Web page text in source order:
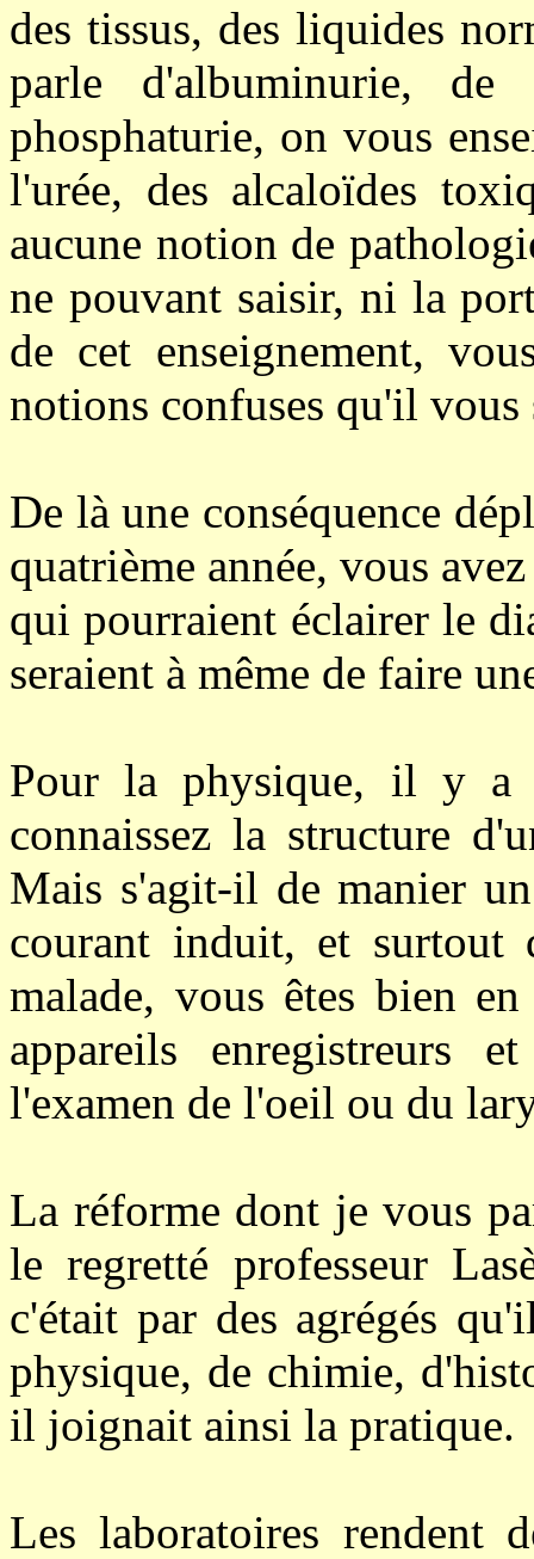
des tissus, des liquides
parle d'albuminurie,
phosphaturie, on vous
l'urée, des alcaloïdes
aucune notion de
ne pouvant saisir, ni la
de cet enseignement,
notions confuses qu'il
De là une conséquence
quatrième année, vous
qui pourraient éclairer le
seraient à même de faire
Pour la physique, il y a
connaissez la structure
Mais s'agit-il de manier
courant induit, et
malade, vous êtes bien
appareils enregistreurs
l'examen de l'oeil ou du
La réforme dont je vous
leregretté professeur
c'était par des agrégés
physique, de chimie,
il joignait ainsi la pratique.
Les laboratoires rendent